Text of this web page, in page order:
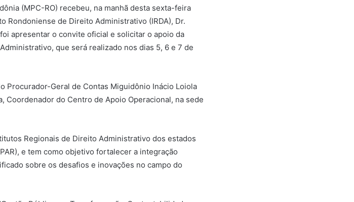
(MPC-RO) recebeu, na manhã desta sexta-feira
Rondoniense de Direito Administrativo (IRDA), Dr.
apresentar o convite oficial e solicitar o apoio da
que será realizado nos dias 5, 6 e 7 de
Procurador-Geral de Contas Miguidônio Inácio Loiola
Coordenador do Centro de Apoio Operacional, na sede
Regionais de Direito Administrativo dos estados
e tem como objetivo fortalecer a integração
sobre os desafios e inovações no campo do